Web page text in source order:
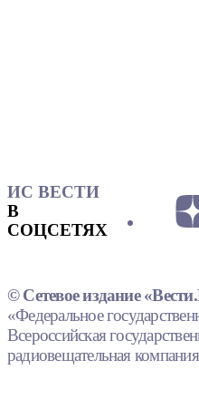
ИС ВЕСТИ
В
СОЦСЕТЯХ
© Сетевое издание
«Федеральное
Всероссийская
радиовещательная